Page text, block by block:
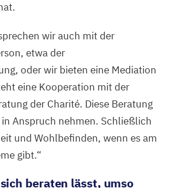
wir auch mit der
etwa der
oder wir bieten eine Mediation
eine Kooperation mit der
der Charité. Diese Beratung
Anspruch nehmen. Schließlich
und Wohlbefinden, wenn es am
gibt.“
beraten lässt, umso